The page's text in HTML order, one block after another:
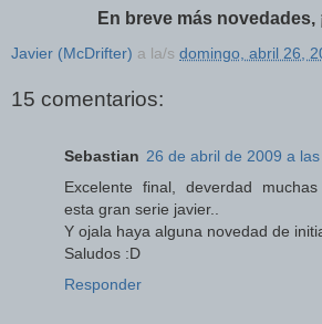
En breve más novedades,
Javier (McDrifter) a la/s domingo, abril 26,
15 comentarios:
Sebastian 26 de abril de 2009 a
Excelente final, deverdad
esta gran serie javier..
Y ojala haya alguna novedad de
Saludos :D
Responder